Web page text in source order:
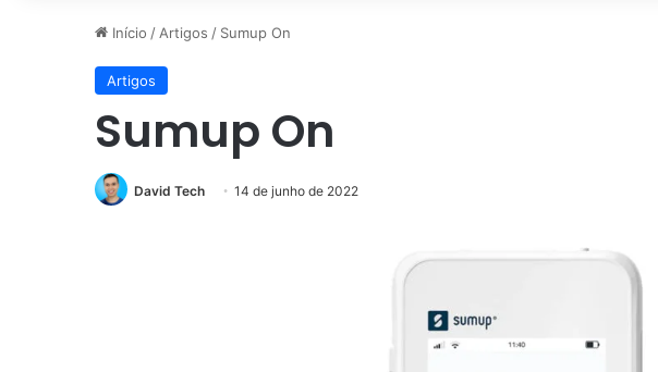
Início / Artigos / Sumup On
Artigos
Sumup On
David Tech 14 de junho de 2022